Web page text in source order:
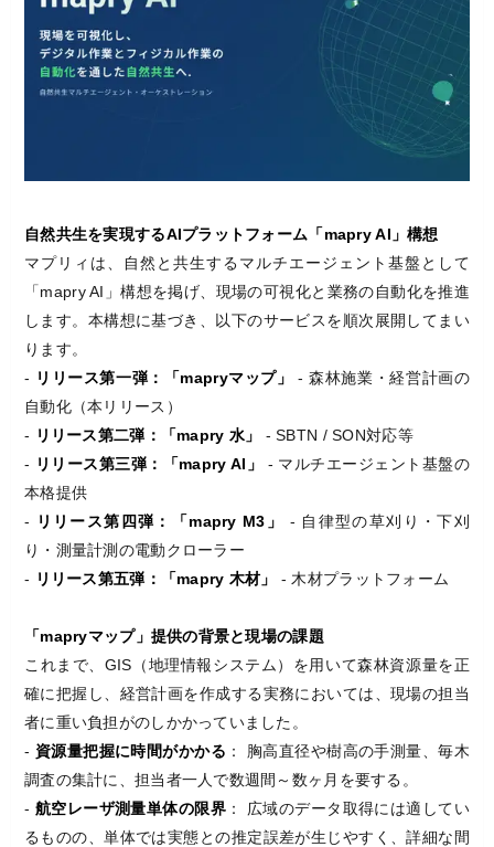
自然共生を実現するAIプラットフォーム「mapry AI」構想
マプリィは、自然と共生するマルチエージェント基盤として
「mapry AI」構想を掲げ、現場の可視化と業務の自動化を推進
します。本構想に基づき、以下のサービスを順次展開してまい
ります。
- リリース第一弾：「mapryマップ」
- 森林施業・経営計画の
自動化（本リリース）
- リリース第二弾：「mapry 水」
- SBTN / SON対応等
- リリース第三弾：「mapry AI」
- マルチエージェント基盤の
本格提供
-
リリース第四弾：「mapry M3」
- 自律型の草刈り・下刈
り・測量計測の電動クローラー
- リリース第五弾：「mapry 木材」 - 木材プラットフォーム
「mapryマップ」提供の背景と現場の課題
これまで、GIS（地理情報システム）を用いて森林資源量を正
確に把握し、経営計画を作成する実務においては、現場の担当
者に重い負担がのしかかっていました。
- 資源量把握に時間がかかる ： 胸高直径や樹高の手測量、毎木
調査の集計に、担当者一人で数週間～数ヶ月を要する。
- 航空レーザ測量単体の限界 ： 広域のデータ取得には適してい
るものの、単体では実態との推定誤差が生じやすく、詳細な間